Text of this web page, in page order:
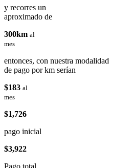
y recorres un
aproximado de
300km al
mes
entonces, con nuestra modalidad
de pago por km serían
$183 al
mes
$1,726
pago inicial
$3,922
Pago total